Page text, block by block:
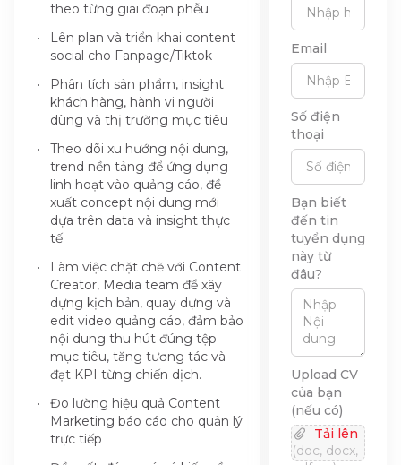
theo từng giai đoạn phễu
Lên plan và triển khai content
social cho Fanpage/Tiktok
Phân tích sản phẩm, insight
khách hàng, hành vi người
dùng và thị trường mục tiêu
Theo dõi xu hướng nội dung,
trend nền tảng để ứng dụng
linh hoạt vào quảng cáo, đề
xuất concept nội dung mới
dựa trên data và insight thực
tế
Làm việc chặt chẽ với Content
Creator, Media team để xây
dựng kịch bản, quay dựng và
edit video quảng cáo, đảm bảo
nội dung thu hút đúng tệp
mục tiêu, tăng tương tác và
đạt KPI từng chiến dịch.
Đo lường hiệu quả Content
Marketing báo cáo cho quản lý
trực tiếp
Email
Số điện
thoại
Bạn biết
đến tin
tuyển dụng
này từ
đâu?
Upload CV
của bạn
(nếu có)
Tải lên
(doc, docx,